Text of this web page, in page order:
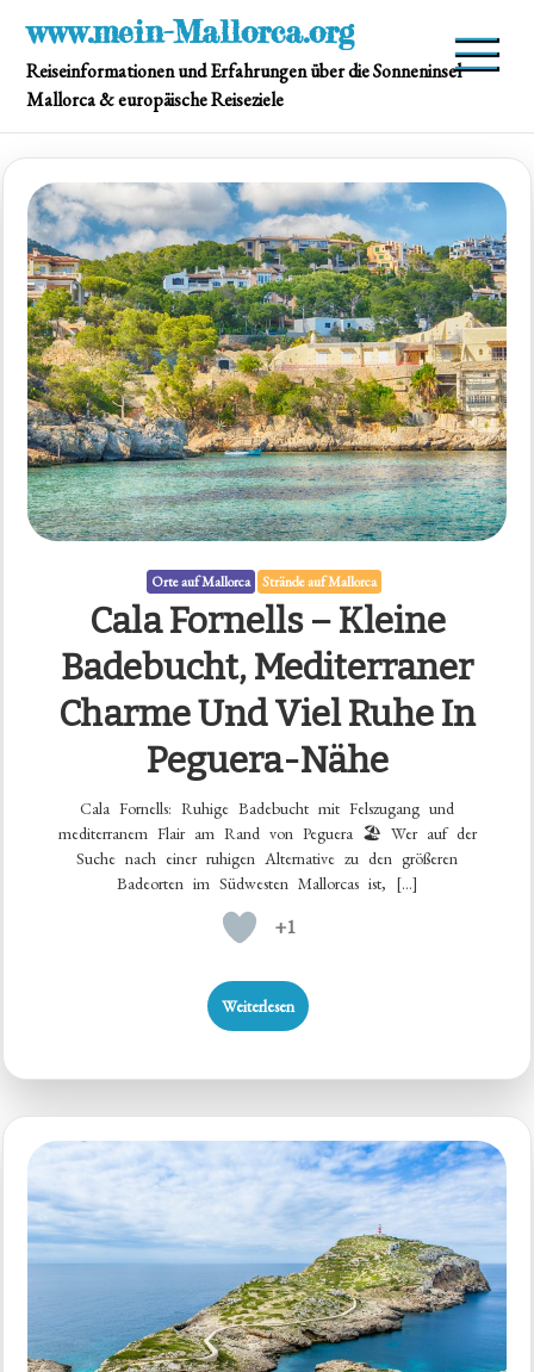
content
www.mein-Mallorca.org
Reiseinformationen und Erfahrungen über die Sonneninsel
Mallorca & europäische Reiseziele
Orte auf Mallorca Strände auf Mallorca
Cala Fornells – Kleine
Badebucht, Mediterraner
Charme Und Viel Ruhe In
Peguera-Nähe
Cala Fornells: Ruhige Badebucht mit Felszugang und
mediterranem Flair am Rand von Peguera 🏖️ Wer auf der
Suche nach einer ruhigen Alternative zu den größeren
Badeorten im Südwesten Mallorcas ist, […]
+1
Weiterlesen